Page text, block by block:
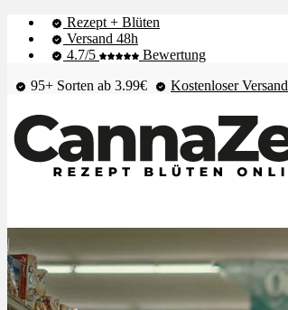
Rezept + Blüten
Versand 48h
4.7/5
Bewertung
95+ Sorten ab 3.99€
Kostenloser
Blüten